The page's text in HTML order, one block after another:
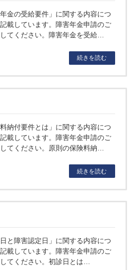
年金の受給要件」に関する内容につ
載しています。障害年金申請のご
てください。障害年金を受給…
続きを読む
料納付要件とは」に関する内容につ
載しています。障害年金申請のご
てください。原則の保険料納…
続きを読む
日と障害認定日」に関する内容につ
載しています。障害年金申請のご
てください。初診日とは…